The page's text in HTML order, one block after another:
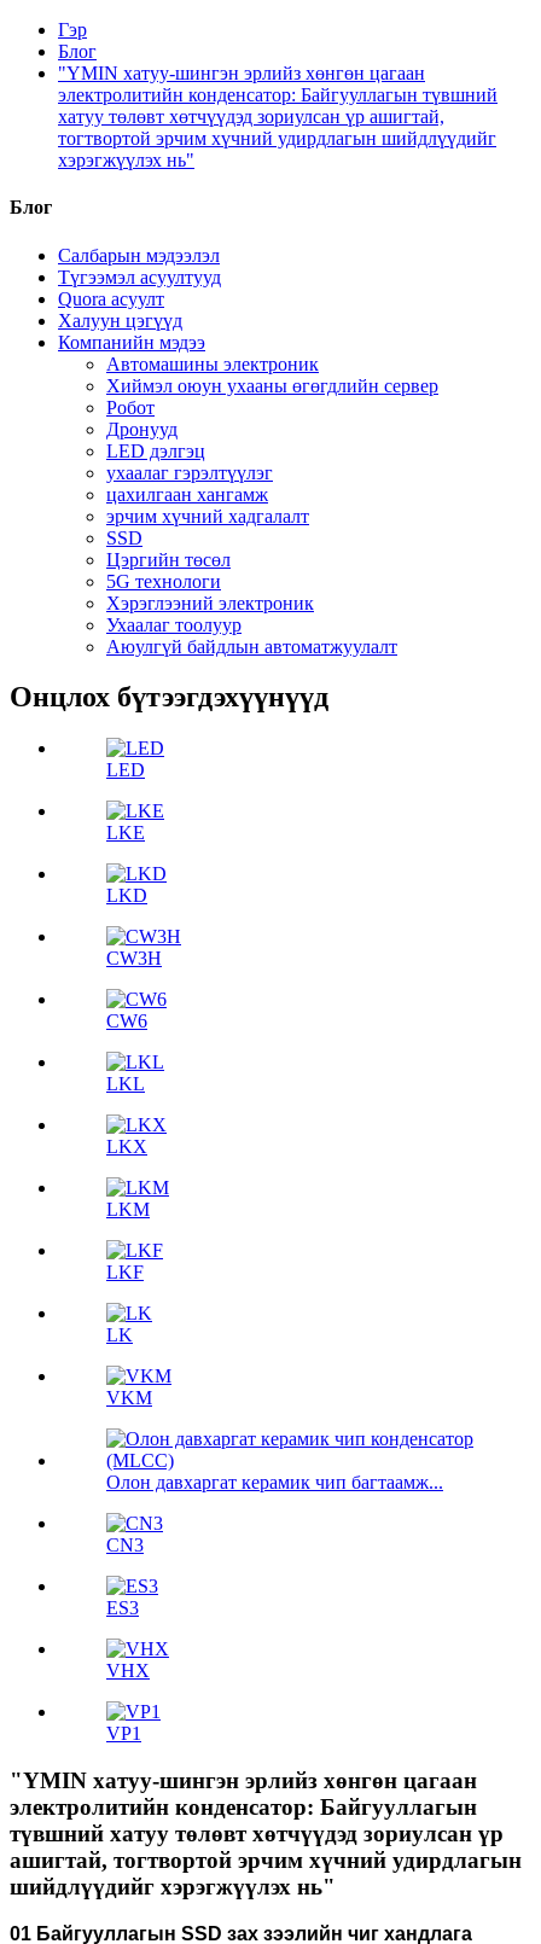
Гэр
Блог
"YMIN хатуу-шингэн эрлийз хөнгөн цагаан
электролитийн конденсатор: Байгууллагын түвшний
хатуу төлөвт хөтчүүдэд зориулсан үр ашигтай,
тогтвортой эрчим хүчний удирдлагын шийдлүүдийг
хэрэгжүүлэх нь"
Блог
Салбарын мэдээлэл
Түгээмэл асуултууд
Quora асуулт
Халуун цэгүүд
Компанийн мэдээ
Автомашины электроник
Хиймэл оюун ухааны өгөгдлийн сервер
Робот
Дронууд
LED дэлгэц
ухаалаг гэрэлтүүлэг
цахилгаан хангамж
эрчим хүчний хадгалалт
SSD
Цэргийн төсөл
5G технологи
Хэрэглээний электроник
Ухаалаг тоолуур
Аюулгүй байдлын автоматжуулалт
Онцлох бүтээгдэхүүнүүд
LED
LKE
LKD
CW3H
CW6
LKL
LKX
LKM
LKF
LK
VKM
Олон давхаргат керамик чип багтаамж...
CN3
ES3
VHX
VP1
"YMIN хатуу-шингэн эрлийз хөнгөн цагаан
электролитийн конденсатор: Байгууллагын
түвшний хатуу төлөвт хөтчүүдэд зориулсан үр
ашигтай, тогтвортой эрчим хүчний удирдлагын
шийдлүүдийг хэрэгжүүлэх нь"
01 Байгууллагын SSD зах зээлийн чиг хандлага